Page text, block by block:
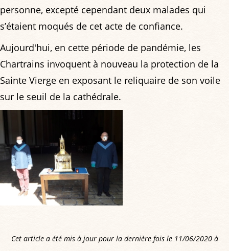
personne, excepté cependant deux malades qui
s’étaient moqués de cet acte de confiance.
Aujourd'hui, en cette période de pandémie, les
Chartrains invoquent à nouveau la protection de la
Sainte Vierge en exposant le reliquaire de son voile
sur le seuil de la cathédrale.
Cet article a été mis à jour pour la dernière fois le 11/06/2020 à